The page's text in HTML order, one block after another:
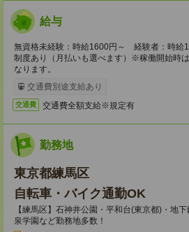
給与
無資格未経験：時給1600円～ 経験者：時
制度あり（月払いも選べます）※稼働開始時
なります。
交通費別途支給あり
交通費 交通費全額支給※規定有
勤務地
東京都練馬区
自転車・バイク通勤OK
【練馬区】石神井公園・平和台(東京都)・地
泉学園など勤務地多数！